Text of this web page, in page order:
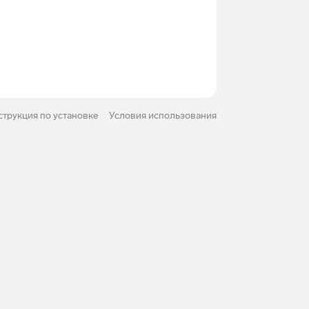
по установке Условия использования